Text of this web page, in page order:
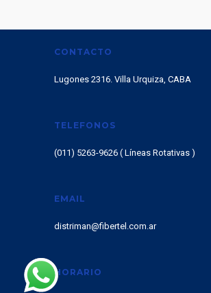
CONTACTO
Lugones 2316. Villa Urquiza, CABA
TELEFONOS
(011) 5263-9626 ( Líneas Rotativas )
EMAIL
distriman@fibertel.com.ar
HORARIO